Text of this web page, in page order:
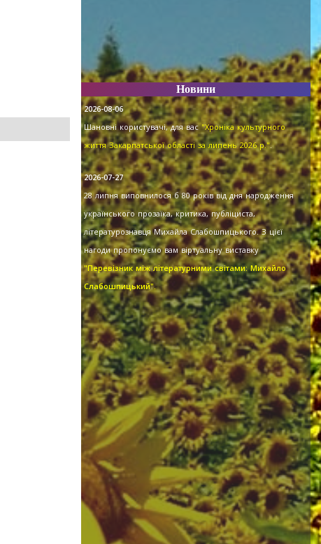
Новини
2026-08-06
Шановні користувачі, для вас"Хроніка культурного
життя Закарпатської області за липень 2026 р.".
2026-07-27
28 липня виповнилося б 80 років від дня народження
українського прозаїка, критика, публіциста,
літературознавця Михайла Слабошпицького. З цієї
нагоди пропонуємо вам віртуальну виставку
"Перевізник між літературними світами: Михайло
Слабошпицький".